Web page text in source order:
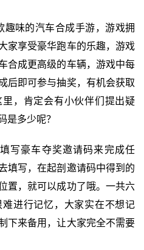
趣味的汽车合成手游，游戏拥
家享受豪华跑车的乐趣，游戏
合成更高级的车辆，游戏中每
后即可参与抽奖，有机会获取
，肯定会有小伙伴们提出疑
是多少呢？
写豪车夺奖邀请码来完成任
填写，在起剖邀请码中得到的
置，就可以成功了哦。一共六
难进行记忆，大家实在不想记
下来备用，让大家完全不需要